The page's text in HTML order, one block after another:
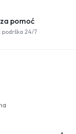
pomoć
podrška 24/7